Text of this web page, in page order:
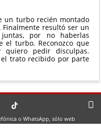
un turbo recién montado
resultó ser un
por no haberlas
el turbo. Reconozco que
pedir disculpas.
trato recibido por parte
o WhatsApp, sólo web